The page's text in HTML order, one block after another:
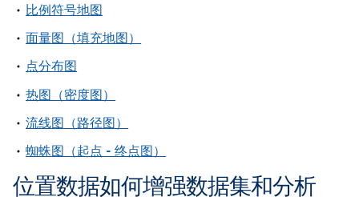
比例符号地图
面量图（填充地图）
点分布图
热图（密度图）
流线图（路径图）
蜘蛛图（起点 - 终点图）
位置数据如何增强数据集和分析